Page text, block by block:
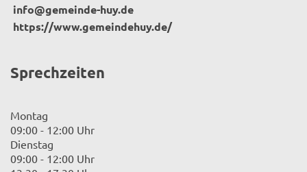
info@gemeinde-huy.de
https://www.gemeindehuy.de/
Sprechzeiten
Montag
09:00 - 12:00 Uhr
Dienstag
09:00 - 12:00 Uhr